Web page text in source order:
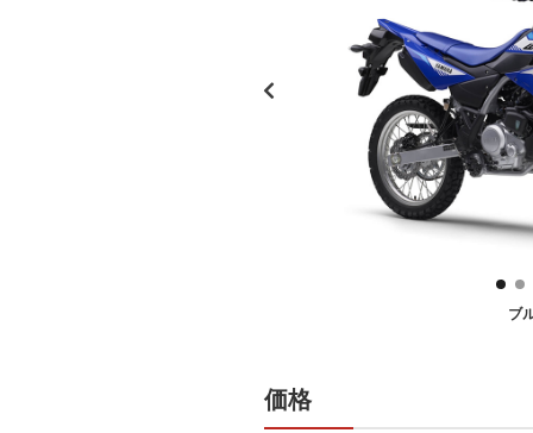
ブ
価格